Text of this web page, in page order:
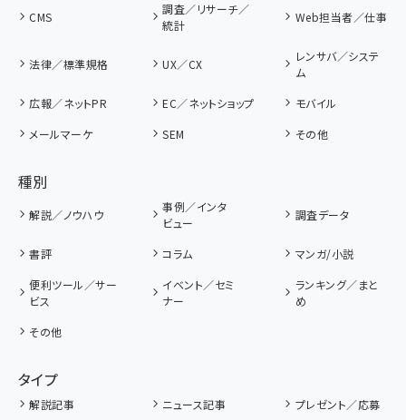
CMS
調査／リサーチ／
統計
Web担当者／仕事
法律／標準規格 UX／CX
レンサバ／システ
ム
広報／ネットPR
EC／ネットショップ
モバイル
メールマーケ
SEM その他
種別
解説／ノウハウ
事例／インタ
ビュー
調査データ
書評 コラム
マンガ/小説
便利ツール／サー
ビス
イベント／セミ
ナー
ランキング／まと
め
その他
タイプ
解説記事 ニュース記事 プレゼント／応募